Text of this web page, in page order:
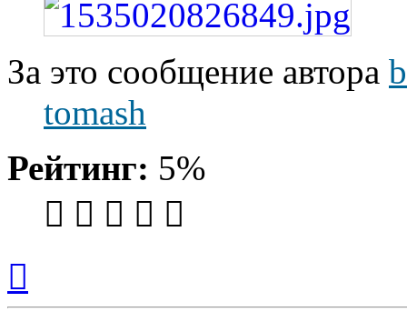
За это сообщение автора
tomash
Рейтинг: 5%
началу